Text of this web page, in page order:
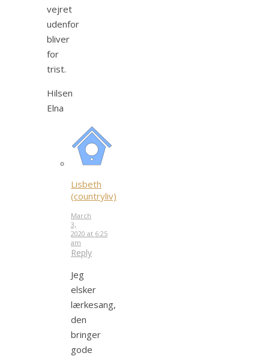
vejret
udenfor
bliver
for
trist.
Hilsen
Elna
Lisbeth
(countryliv)
March
3,
2020 at 6:25
am
Reply
Jeg
elsker
lærkesang,
den
bringer
gode